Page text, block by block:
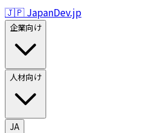
🇯🇵 JapanDev.jp
企業向け
人材向け
JA